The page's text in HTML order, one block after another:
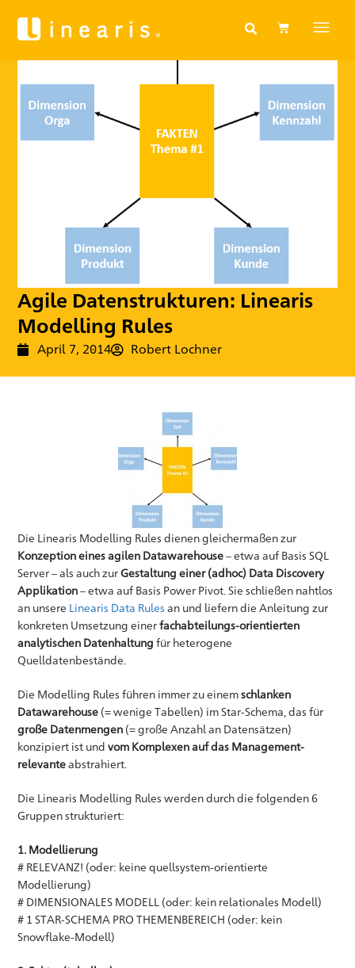
Agile Datenstrukturen: Linearis
Modelling Rules
April 7, 2014 Robert Lochner
Die Linearis Modelling Rules dienen gleichermaßen zur
Konzeption eines agilen Datawarehouse– etwa auf Basis SQL
Server – als auch zurGestaltung einer (adhoc) Data Discovery
Applikation– etwa auf Basis Power Pivot. Sie schließen nahtlos
an unsere Linearis Data Rules an und liefern die Anleitung zur
konkreten Umsetzung einerfachabteilungs-orientierten
analytischen Datenhaltungfür heterogene
Quelldatenbestände.
Die Modelling Rules führen immer zu einemschlanken
Datawarehouse (= wenige Tabellen) im Star-Schema, das für
große Datenmengen (= große Anzahl an Datensätzen)
konzipiert ist undvom Komplexen auf das Management-
relevanteabstrahiert.
Die Linearis Modelling Rules werden durch die folgenden 6
Gruppen strukturiert:
1. Modellierung
# RELEVANZ! (oder: keine quellsystem-orientierte
Modellierung)
# DIMENSIONALES MODELL (oder: kein relationales Modell)
# 1 STAR-SCHEMA PRO THEMENBEREICH (oder: kein
Snowflake-Modell)